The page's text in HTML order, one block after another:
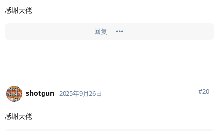
感谢大佬
回复
shotgun 2025年9月26日 #20
感谢大佬